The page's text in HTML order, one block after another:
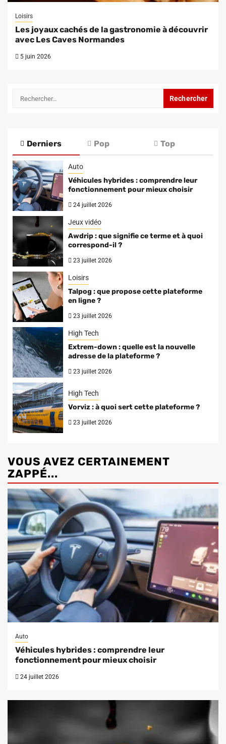
Loisirs
Les joyaux cachés de la gastronomie à découvrir
avec Les Caves Normandes
5 juin 2026
Rechercher :
Derniers Pop Top
Auto
Véhicules hybrides : comprendre leur
fonctionnement pour mieux choisir
24 juillet 2026
Jeux vidéo
Awdrip : que signifie ce terme et à quoi
correspond-il ?
23 juillet 2026
Loisirs
Talpog : que propose cette plateforme
en ligne ?
23 juillet 2026
High Tech
Extrem-down : quelle est la nouvelle
adresse de la plateforme ?
23 juillet 2026
High Tech
Vorviz : à quoi sert cette plateforme ?
23 juillet 2026
VOUS AVEZ CERTAINEMENT
ZAPPÉ...
Auto
Véhicules hybrides : comprendre leur
fonctionnement pour mieux choisir
24 juillet 2026